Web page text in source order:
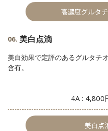
高濃度グルタ
美白点滴
美白効果で定評のあるグルタチ
含有。
4A : 4,800
美白点